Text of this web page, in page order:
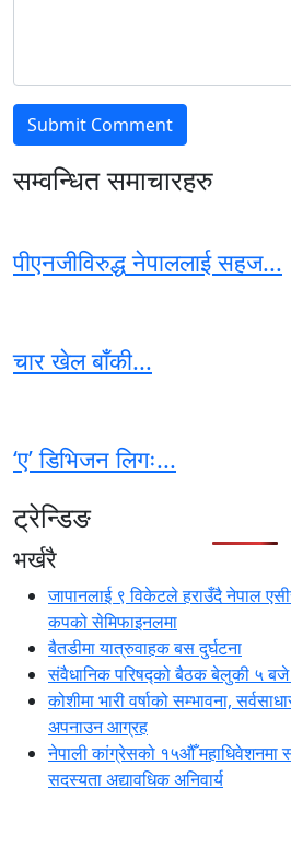
सम्वन्धित समाचारहरु
पीएनजीविरुद्ध नेपाललाई सहज...
चार खेल बाँकी...
‘ए’ डिभिजन लिगः...
ट्रेन्डिङ
भर्खरै
जापानलाई ९ विकेटले हराउँदै नेपाल
कपको सेमिफाइनलमा
बैतडीमा यात्रुवाहक बस दुर्घटना
संवैधानिक परिषद्को बैठक बेलुकी ५
कोशीमा भारी वर्षाको सम्भावना,
अपनाउन आग्रह
नेपाली कांग्रेसको १५औँ महाधिवेशनमा
सदस्यता अद्यावधिक अनिवार्य